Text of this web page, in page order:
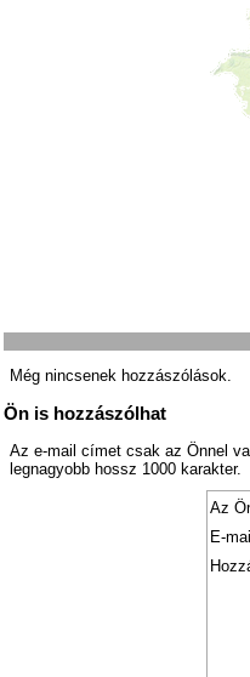
Még nincsenek hozzászólások.
Ön is hozzászólhat
Az e-mail címet csak az Önnel
legnagyobb hossz 1000 karakter.
Az
E-